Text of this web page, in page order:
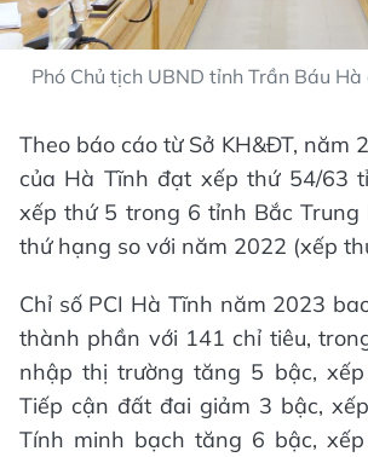
Phó Chủ tịch UBND tỉnh Trần Báu
Theo báo cáo từ Sở KH&ĐT, năm
của Hà Tĩnh đạt xếp thứ 54/63
xếp thứ 5 trong 6 tỉnh Bắc Trung
thứ hạng so với năm 2022 (xếp
Chỉ số PCI Hà Tĩnh năm 2023
thành phần với 141 chỉ tiêu,
nhập thị trường tăng 5 bậc,
Tiếp cận đất đai giảm 3 bậc,
Tính minh bạch tăng 6 bậc,